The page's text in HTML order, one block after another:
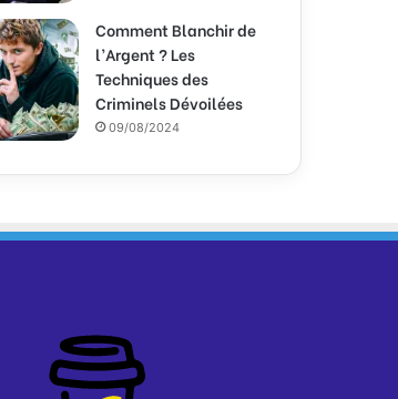
Comment Blanchir de
l’Argent ? Les
Techniques des
Criminels Dévoilées
09/08/2024